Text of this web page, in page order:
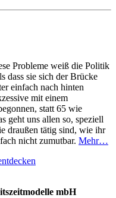
Probleme weiß die Politik
dass sie sich der Brücke
einfach nach hinten
mit einem
statt 65 wie
geht uns allen so, speziell
draußen tätig sind, wie ihr
nicht zumutbar. Mehr…
mbH